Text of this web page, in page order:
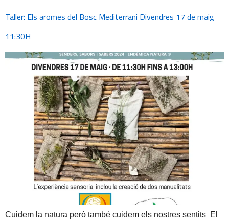
Taller: Els aromes del Bosc Mediterrani Divendres 17 de maig
11:30H
Cuidem la natura però també cuidem els nostres sentits El